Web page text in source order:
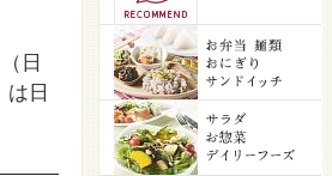
日
日